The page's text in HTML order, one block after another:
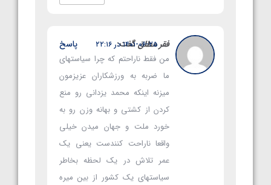
فقر مطلقگفت:
۱۴۰۱-۰۶-۲۵ در ۲۲:۱۶
من فقط ناراحتم که چرا سیاستهای
ما ضربه به ورزشکاران عزیزمون
میزنه اینکه محمد یزدانی رو منع
کردن از کشتی و بهانه وزن رو به
خورد ملت و جهان میدن خیلی
واقعا ناراحت کنندست یعنی یک
عمر تلاش در یک لحظه بخاطر
سیاستهای یک کشور از بین میره
پاسخ